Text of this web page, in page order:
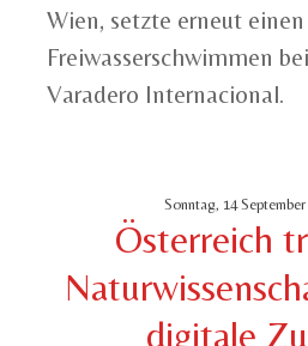
Wien, setzte erneut
Freiwasserschwimmen
Varadero Internacional.
Sonntag, 14 September
Österreich
digitale